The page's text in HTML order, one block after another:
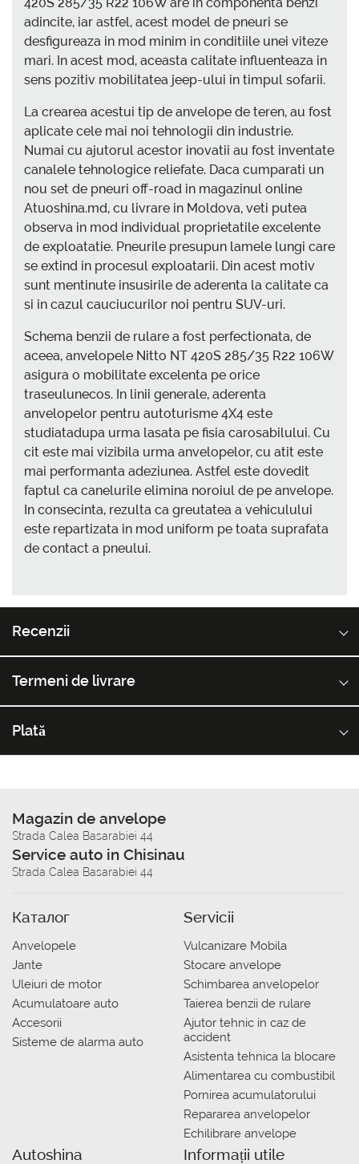
adincite, iar astfel, acest model de pneuri se
desfigureaza in mod minim in conditiile unei viteze
mari. In acest mod, aceasta calitate influenteaza in
sens pozitiv mobilitatea jeep-ului in timpul sofarii.
La crearea acestui tip de anvelope de teren, au fost
aplicate cele mai noi tehnologii din industrie.
Numai cu ajutorul acestor inovatii au fost inventate
canalele tehnologice reliefate. Daca cumparati un
nou set de pneuri off-road in magazinul online
Atuoshina.md, cu livrare in Moldova, veti putea
observa in mod individual proprietatile excelente
de exploatatie. Pneurile presupun lamele lungi care
se extind in procesul exploatarii. Din acest motiv
sunt mentinute insusirile de aderenta la calitate ca
si in cazul cauciucurilor noi pentru SUV-uri.
Schema benzii de rulare a fost perfectionata, de
aceea, anvelopele Nitto NT 420S 285/35 R22 106W
asigura o mobilitate excelenta pe orice
traseulunecos. In linii generale, aderenta
anvelopelor pentru autoturisme 4X4 este
studiatadupa urma lasata pe fisia carosabilului. Cu
cit este mai vizibila urma anvelopelor, cu atit este
mai performanta adeziunea. Astfel este dovedit
faptul ca canelurile elimina noroiul de pe anvelope.
In consecinta, rezulta ca greutatea a vehiculului
este repartizata in mod uniform pe toata suprafata
de contact a pneului.
Recenzii
Termeni de livrare
Plată
Magazin de anvelope
Strada Calea Basarabiei 44
Service auto in Chisinau
Strada Calea Basarabiei 44
Каталог
Anvelopele
Jante
Uleiuri de motor
Acumulatoare auto
Accesorii
Sisteme de alarma auto
Servicii
Vulcanizare Mobila
Stocare anvelope
Schimbarea anvelopelor
Taierea benzii de rulare
Ajutor tehnic in caz de
accident
Asistenta tehnica la blocare
Alimentarea cu combustibil
Pornirea acumulatorului
Repararea anvelopelor
Echilibrare anvelope
Autoshina Informații utile